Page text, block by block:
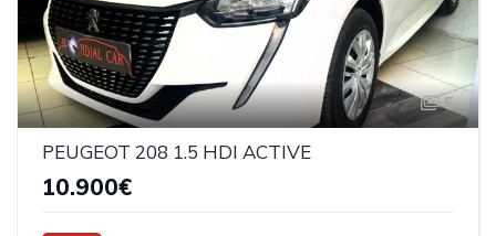
5
PEUGEOT 208 1.5 HDI ACTIVE
10.900€